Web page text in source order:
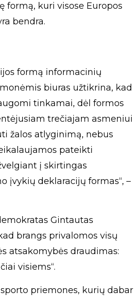
formą, kuri visose Europos
bendra.
formą informacinių
biuras užtikrina, kad
tinkamai, dėl formos
trečiajam asmeniui
žalos atlyginimą, nebus
pateikti
į skirtingas
įvykių deklaracijų formas“, –
Gintautas
brangs privalomos visų
atsakomybės draudimas:
visiems“.
priemones, kurių dabar